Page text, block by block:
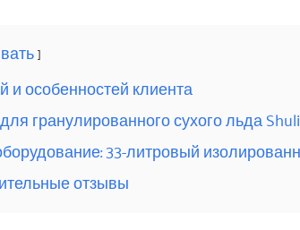
и особенностей клиента
гранулированного сухого льда
33-литровый
отзывы